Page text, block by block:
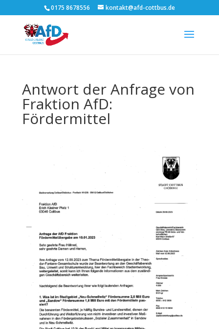
0175 8678556 kontakt@afd-cottbus.de
Antwort der Anfrage von
Fraktion AfD:
Fördermittel